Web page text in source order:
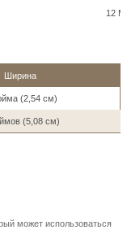
12
Ширина
(2,54 см)
(5,08 см)
может использоваться